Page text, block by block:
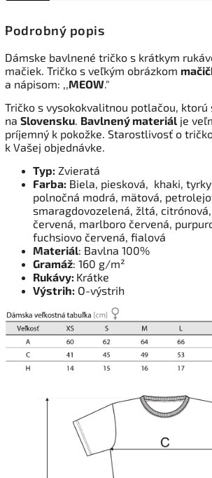
Podrobný popis
Dámske bavlnené tričko s krátkym
mačiek. Tričko s veľkým obrázkom
a nápisom: ,,MEOW."
Tričko s vysokokvalitnou potlačou, ktorú
na Slovensku. Bavlnený materiál je
príjemný k pokožke. Starostlivosť o
k Vašej objednávke.
Typ: Zvieratá
Farba: Biela, piesková, khaki,
polnočná modrá, mätová,
smaragdovozelená, žltá,
červená, marlboro červená,
fuchsiovo červená, fialová
Materiál: Bavlna 100%
Gramáž: 160 g/m²
Rukávy: Krátke
Výstrih: O-výstrih